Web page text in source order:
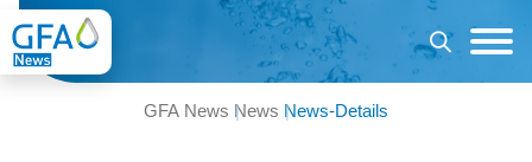
GFA News News News-Details